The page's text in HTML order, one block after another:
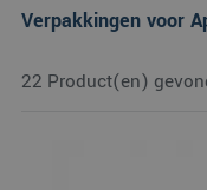
Verpakkingen voor
22 Product(en)